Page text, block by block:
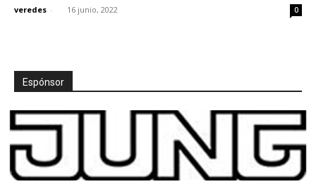
veredes - 16 junio, 2022 0
Espónsor